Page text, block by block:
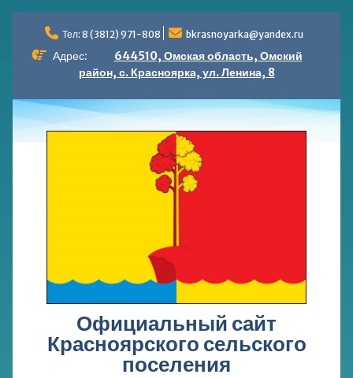
содержимому
Тел: 8 (3812) 971-808 bkrasnoyarka@yandex.ru
Адрес:
644510, Омская область, Омский
район, с. Красноярка, ул. Ленина, 8
Официальный сайт
Красноярского сельского
поселения